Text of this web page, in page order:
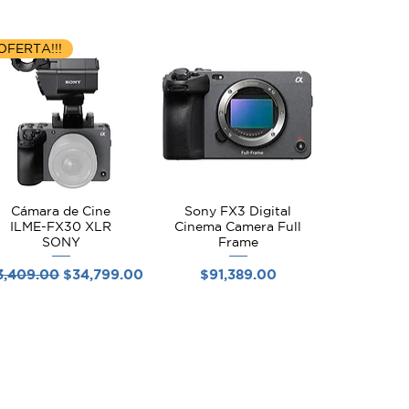
Vista rápida
Cámara de Cine
ILME-FX30 XLR
SONY
Precio de oferta
$34,799.00
Vista rápida
Sony FX3 Digital
Cinema Camera Full
Frame
Precio
$91,389.00